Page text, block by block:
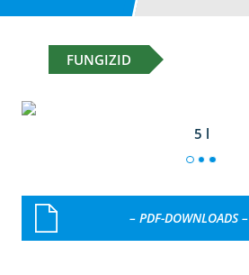
FUNGIZID
5 l
– PDF-DOWNLOADS –